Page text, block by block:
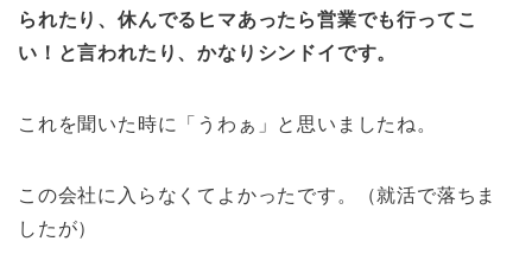
られたり、休んでるヒマあったら営業でも行ってこ
い！と言われたり、かなりシンドイです。
これを聞いた時に「うわぁ」と思いましたね。
この会社に入らなくてよかったです。（就活で落ちま
したが）